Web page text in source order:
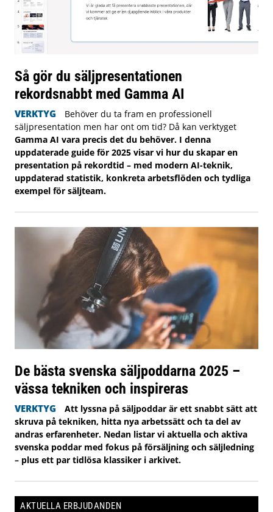
Så gör du säljpresentationen
rekordsnabbt med Gamma AI
VERKTYG
Behöver du ta fram en professionell
säljpresentation men har ont om tid? Då kan verktyget
Gamma AI vara precis det du behöver. I denna
uppdaterade guide för 2025 visar vi hur du skapar en
presentation på rekordtid – med modern AI-teknik,
uppdaterad statistik, konkreta arbetsflöden och tydliga
exempel för säljteam.
De bästa svenska säljpoddarna 2025 –
vässa tekniken och inspireras
VERKTYG
Att lyssna på säljpoddar är ett snabbt sätt att
skruva på tekniken, hitta nya arbetssätt och ta del av
andras erfarenheter. Nedan listar vi aktuella och aktiva
svenska poddar med fokus på försäljning och säljledning
– plus ett par tidlösa klassiker i arkivet.
AKTUELLA ERBJUDANDEN